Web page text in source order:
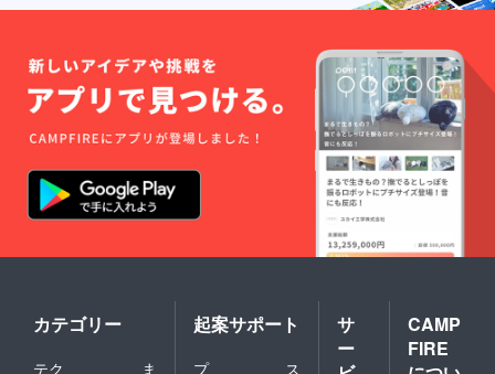
カテゴリー
テク ま
起案サポート
プ ス
サ
ー
CAMP
FIRE